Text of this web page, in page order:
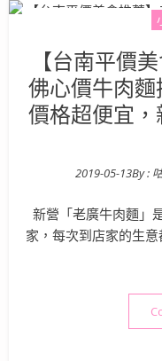
【台南平價
佛心價牛肉
價格超便宜，
2019-05-13By :
新營「老廣牛肉麵」
家，每次到店家的生